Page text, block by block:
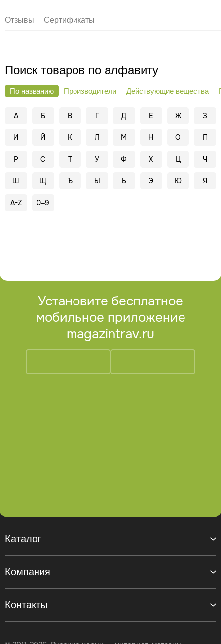
Отзывы Сертификаты
Поиск товаров по алфавиту
По названию Производители Действующие вещества
А Б В Г Д Е Ж З
И Й К Л М Н О П
Р С Т У Ф Х Ц Ч
Ш Щ Ъ Ы Ь Э Ю Я
A-Z 0–9
Установите бесплатное
мобильное приложение
magazintrav.ru
Контакты
Каталог
Компания